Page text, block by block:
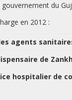
du
en 2012 :
agents
de
hospitalier de